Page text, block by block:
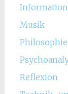
Musik
Philosophie
Reflexion